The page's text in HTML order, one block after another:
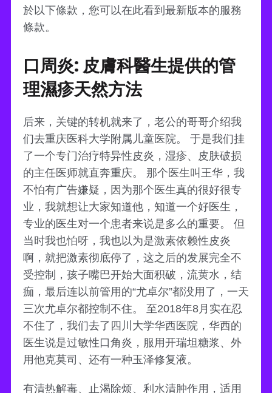
於以下條款，您可以在此看到最新版本的服務
條款。
口周炎: 皮膚科醫生提供的管
理濕疹天然方法
后来，关键的转机就来了，老公的哥哥介绍我
们去重庆医科大学附属儿童医院。 于是我们挂
了一个专门治疗特异性皮炎，湿疹、皮肤破损
的主任医师就直奔重庆。 那个医生叫王华，我
不怕有广告嫌疑，因为那个医生真的很好很专
业，我就想让大家知道他，知道一个好医生，
专业的医生对一个患者来说是多么的重要。 但
当时我也怕呀，我也以为是激素依赖性皮炎
啊，就把激素彻底停了，这之后的发展完全不
受控制，孩子嘴巴开始大面积破，流黄水，结
痂，最后连以前管用的“尤卓尔”都没用了，一天
三次尤卓尔都控制不住。 至2018年8月实在忍
不住了，我们去了四川大学华西医院，华西的
医生说是过敏性口角炎，服用开瑞坦糖浆、外
用他克莫司、还有一种玉泽修复液。
有清热解毒、止渴除烦、利水清肿作用，适用